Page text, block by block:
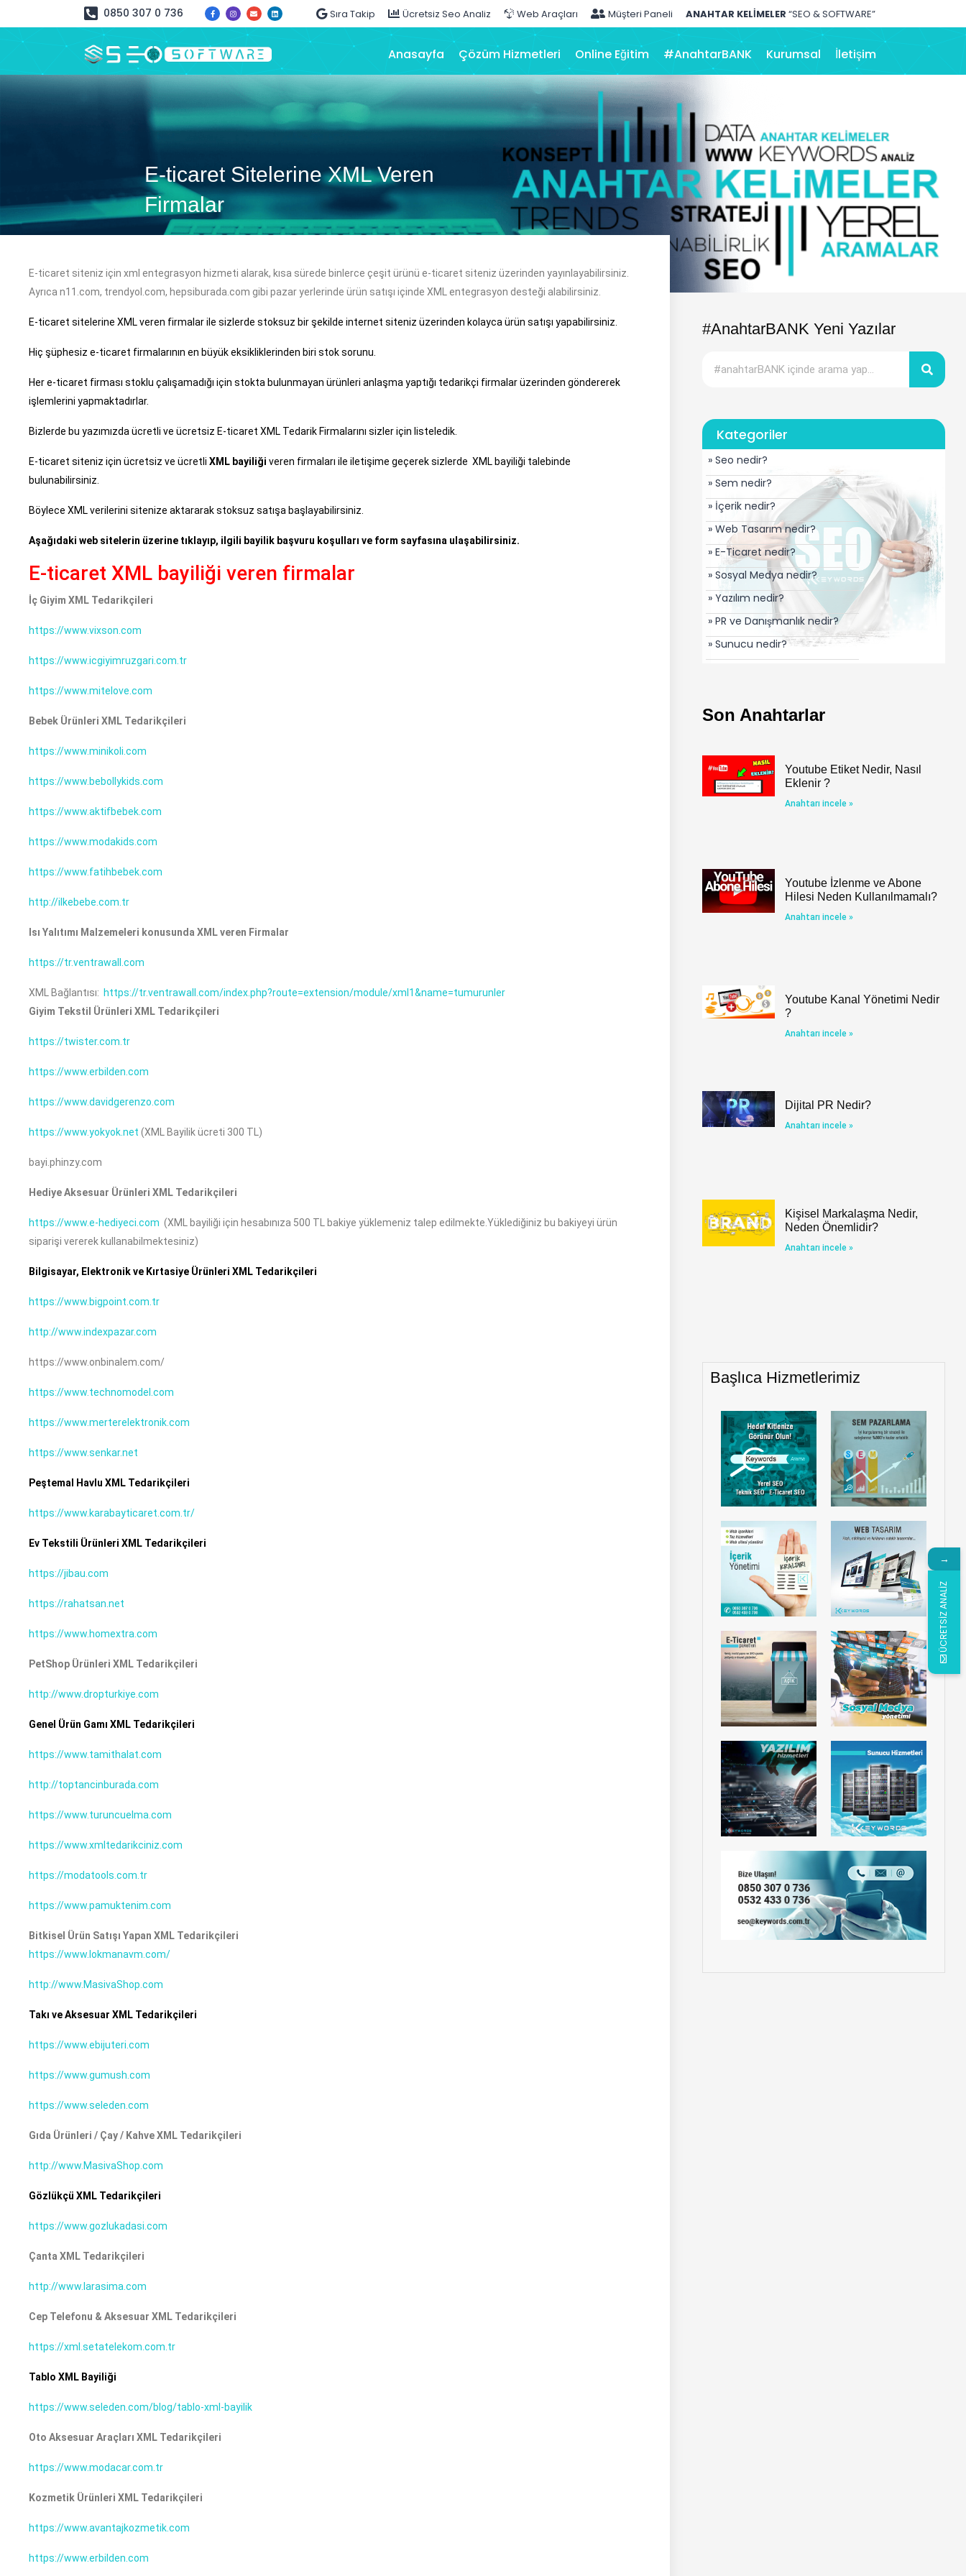
0850 307 0 736 Sıra Takip Ücretsiz Seo Analiz Web Araçları Müşteri Paneli ANAHTAR KELİMELER “SEO & SOFTWARE”
Anasayfa Çözüm Hizmetleri Online Eğitim #AnahtarBANK Kurumsal İletişim
E-ticaret Sitelerine XML Veren
Firmalar
E-ticaret siteniz için xml entegrasyon hizmeti alarak, kısa sürede binlerce çeşit ürünü e-ticaret siteniz üzerinden yayınlayabilirsiniz.
Ayrıca n11.com, trendyol.com, hepsiburada.com gibi pazar yerlerinde ürün satışı içinde XML entegrasyon desteği alabilirsiniz.
E-ticaret sitelerine XML veren firmalar ile sizlerde stoksuz bir şekilde internet siteniz üzerinden kolayca ürün satışı yapabilirsiniz.
Hiç şüphesiz e-ticaret firmalarının en büyük eksikliklerinden biri stok sorunu.
Her e-ticaret firması stoklu çalışamadığı için stokta bulunmayan ürünleri anlaşma yaptığı tedarikçi firmalar üzerinden göndererek
işlemlerini yapmaktadırlar.
Bizlerde bu yazımızda ücretli ve ücretsiz E-ticaret XML Tedarik Firmalarını sizler için listeledik.
E-ticaret siteniz için ücretsiz ve ücretli XML bayiliği veren firmaları ile iletişime geçerek sizlerde XML bayiliği talebinde
bulunabilirsiniz.
Böylece XML verilerini sitenize aktararak stoksuz satışa başlayabilirsiniz.
Aşağıdaki web sitelerin üzerine tıklayıp, ilgili bayilik başvuru koşulları ve form sayfasına ulaşabilirsiniz.
E-ticaret XML bayiliği veren firmalar
İç Giyim XML Tedarikçileri
https://www.vixson.com
https://www.icgiyimruzgari.com.tr
https://www.mitelove.com
Bebek Ürünleri XML Tedarikçileri
https://www.minikoli.com
https://www.bebollykids.com
https://www.aktifbebek.com
https://www.modakids.com
https://www.fatihbebek.com
http://ilkebebe.com.tr
Isı Yalıtımı Malzemeleri konusunda XML veren Firmalar
https://tr.ventrawall.com
XML Bağlantısı: https://tr.ventrawall.com/index.php?route=extension/module/xml1&name=tumurunler
Giyim Tekstil Ürünleri XML Tedarikçileri
https://twister.com.tr
https://www.erbilden.com
https://www.davidgerenzo.com
https://www.yokyok.net (XML Bayilik ücreti 300 TL)
bayi.phinzy.com
Hediye Aksesuar Ürünleri XML Tedarikçileri
https://www.e-hediyeci.com (XML bayiliği için hesabınıza 500 TL bakiye yüklemeniz talep edilmekte.Yüklediğiniz bu bakiyeyi ürün
siparişi vererek kullanabilmektesiniz)
Bilgisayar, Elektronik ve Kırtasiye Ürünleri XML Tedarikçileri
https://www.bigpoint.com.tr
http://www.indexpazar.com
https://www.onbinalem.com/
https://www.technomodel.com
https://www.merterelektronik.com
https://www.senkar.net
Peştemal Havlu XML Tedarikçileri
https://www.karabayticaret.com.tr/
Ev Tekstili Ürünleri XML Tedarikçileri
https://jibau.com
https://rahatsan.net
https://www.homextra.com
PetShop Ürünleri XML Tedarikçileri
http://www.dropturkiye.com
Genel Ürün Gamı XML Tedarikçileri
https://www.tamithalat.com
http://toptancinburada.com
https://www.turuncuelma.com
https://www.xmltedarikciniz.com
https://modatools.com.tr
https://www.pamuktenim.com
Bitkisel Ürün Satışı Yapan XML Tedarikçileri
https://www.lokmanavm.com/
http://www.MasivaShop.com
Takı ve Aksesuar XML Tedarikçileri
https://www.ebijuteri.com
https://www.gumush.com
https://www.seleden.com
Gıda Ürünleri / Çay / Kahve XML Tedarikçileri
http://www.MasivaShop.com
Gözlükçü XML Tedarikçileri
https://www.gozlukadasi.com
Çanta XML Tedarikçileri
http://www.larasima.com
Cep Telefonu & Aksesuar XML Tedarikçileri
https://xml.setatelekom.com.tr
Tablo XML Bayiliği
https://www.seleden.com/blog/tablo-xml-bayilik
Oto Aksesuar Araçları XML Tedarikçileri
https://www.modacar.com.tr
Kozmetik Ürünleri XML Tedarikçileri
https://www.avantajkozmetik.com
https://www.erbilden.com
#AnahtarBANK Yeni Yazılar
Kategoriler
» Seo nedir?
» Sem nedir?
» İçerik nedir?
» Web Tasarım nedir?
» E-Ticaret nedir?
» Sosyal Medya nedir?
» Yazılım nedir?
» PR ve Danışmanlık nedir?
» Sunucu nedir?
Son Anahtarlar
Youtube Etiket Nedir, Nasıl
Eklenir ?
Anahtarı incele »
Youtube İzlenme ve Abone
Hilesi Neden Kullanılmamalı?
Anahtarı incele »
Youtube Kanal Yönetimi Nedir
?
Anahtarı incele »
Dijital PR Nedir?
Anahtarı incele »
Kişisel Markalaşma Nedir,
Neden Önemlidir?
Anahtarı incele »
Başlıca Hizmetlerimiz
→
ÜCRETSİZ ANALİZ